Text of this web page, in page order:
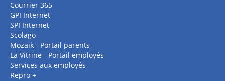
Courrier 365
GPI Internet
SPI Internet
Scolago
Mozaik - Portail parents
La Vitrine - Portail employés
Services aux employés
Repro +